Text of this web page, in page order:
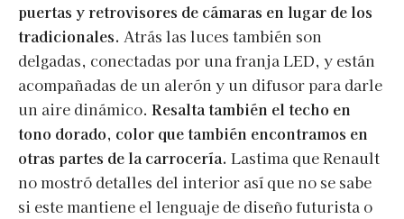
puertas y retrovisores de cámaras en lugar de los
tradicionales. Atrás las luces también son
delgadas, conectadas por una franja LED, y están
acompañadas de un alerón y un difusor para darle
un aire dinámico. Resalta también el techo en
tono dorado, color quetambién encontramos en
otras partes de la carrocería. Lastima que Renault
no mostró detalles del interior así que no se sabe
si este mantiene el lenguaje de diseño futurista o